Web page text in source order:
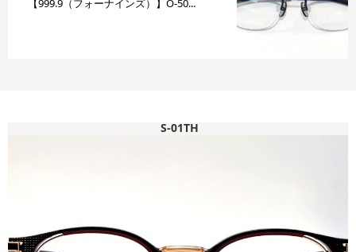
【999.9（フォーナインズ）】O-50...
S-01TH